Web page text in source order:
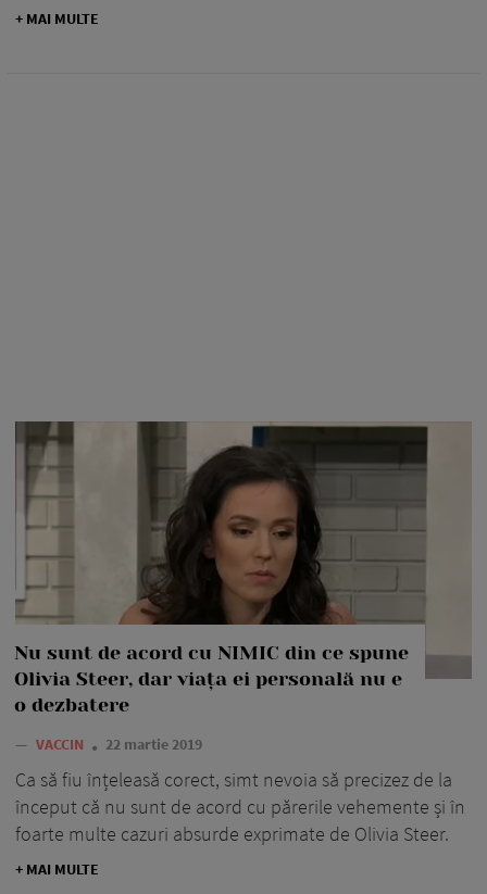
+ MAI MULTE
Nu sunt de acord cu NIMIC din ce spune
Olivia Steer, dar viața ei personală nu e
o dezbatere
— VACCIN 22 martie 2019
Ca să fiu înțeleasă corect, simt nevoia să precizez de la
început că nu sunt de acord cu părerile vehemente și în
foarte multe cazuri absurde exprimate de Olivia Steer.
+ MAI MULTE